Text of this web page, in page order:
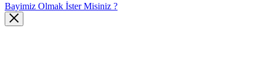
Bayimiz Olmak İster Misiniz ?